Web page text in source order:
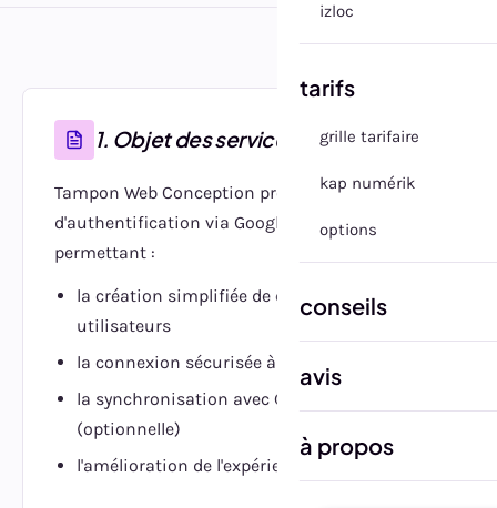
izloc
tarifs
grille tarifaire
kap numérik
options
conseils
avis
à propos
1. Objet des services
Tampon Web Conception propose un service
d'authentification via Google OAuth2
permettant :
la création simplifiée de comptes
utilisateurs
la connexion sécurisée à nos applications
la synchronisation avec Google Calendar
(optionnelle)
l'amélioration de l'expérience utilisateur